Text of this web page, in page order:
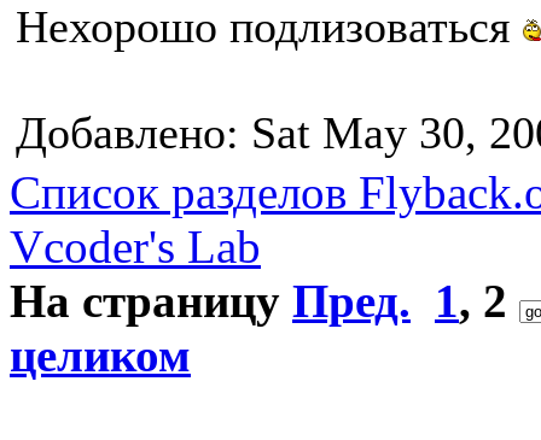
Нехорошо подлизоваться
Добавлено: Sat May 30,
Список разделов
Vcoder's Lab
На страницу Пред. 1, 2
целиком